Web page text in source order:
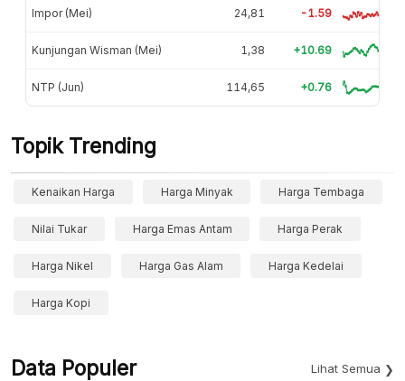
Impor (Mei) 24,81 -1.59
Kunjungan Wisman (Mei) 1,38 +10.69
NTP (Jun) 114,65 +0.76
Topik Trending
Kenaikan Harga Harga Minyak Harga Tembaga
Nilai Tukar Harga Emas Antam Harga Perak
Harga Nikel Harga Gas Alam Harga Kedelai
Harga Kopi
Data Populer Lihat Semua